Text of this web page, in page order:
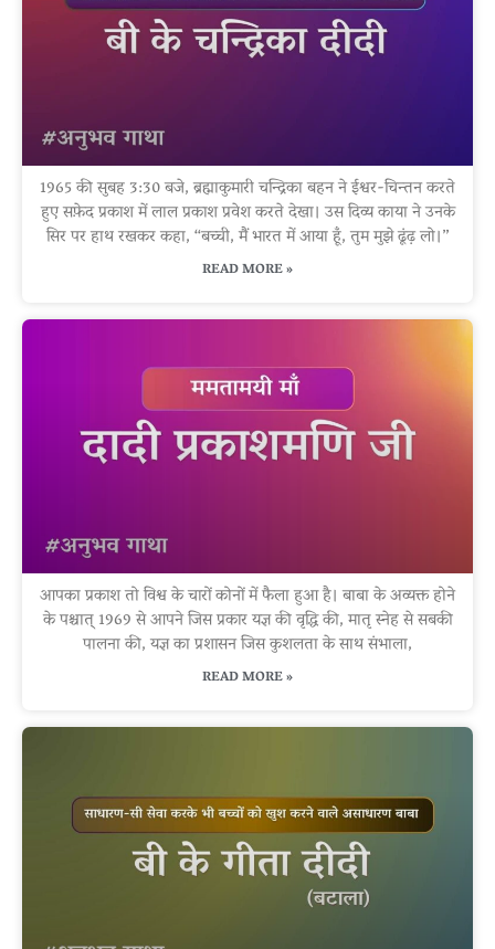
1965 की सुबह 3:30 बजे, ब्रह्माकुमारी चन्द्रिका बहन ने ईश्वर-चिन्तन करते
हुए सफ़ेद प्रकाश में लाल प्रकाश प्रवेश करते देखा। उस दिव्य काया ने उनके
सिर पर हाथ रखकर कहा, “बच्ची, मैं भारत में आया हूँ, तुम मुझे ढूंढ़ लो।”
READ MORE »
आपका प्रकाश तो विश्व के चारों कोनों में फैला हुआ है। बाबा के अव्यक्त होने
के पश्चात् 1969 से आपने जिस प्रकार यज्ञ की वृद्धि की, मातृ स्नेह से सबकी
पालना की, यज्ञ का प्रशासन जिस कुशलता के साथ संभाला,
READ MORE »